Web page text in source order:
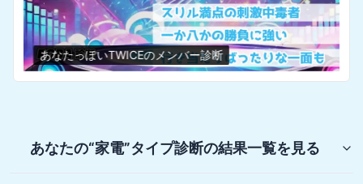
あなたっぽいTWICEのメンバー診断
あなたの“家電”タイプ診断の結果一覧を見る